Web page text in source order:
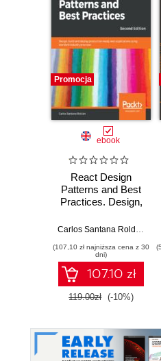
Promocja
ebook
React Design
Patterns and Best
Practices. Design,
production-ready
using standard
industry practices -
Second Edition
(107,10 zł najniższa cena z 30
dni)
107.10 zł
119.00zł (-10%)